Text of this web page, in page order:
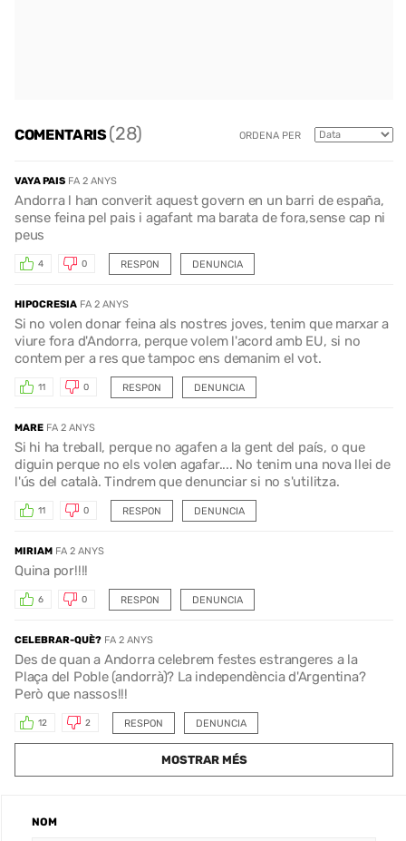
COMENTARIS(28) ORDENA PER
VAYA PAIS FA 2 ANYS
Andorra l han converit aquest govern en un barri de españa,
sense feina pel pais i agafant ma barata de fora,sense cap ni
peus
RESPON
4 0 DENUNCIA
HIPOCRESIA FA 2 ANYS
Si no volen donar feina als nostres joves, tenim que marxar a
viure fora d'Andorra, perque volem l'acord amb EU, si no
contem per a res que tampoc ens demanim el vot.
RESPON
11 0 DENUNCIA
MARE FA 2 ANYS
Si hi ha treball, perque no agafen a la gent del país, o que
diguin perque no els volen agafar.... No tenim una nova llei de
l'ús del català. Tindrem que denunciar si no s'utilitza.
RESPON
11 0 DENUNCIA
MIRIAM FA 2 ANYS
Quina por!!!!
RESPON
6 0 DENUNCIA
CELEBRAR-QUÈ? FA 2 ANYS
Des de quan a Andorra celebrem festes estrangeres a la
Plaça del Poble (andorrà)? La independència d'Argentina?
Però que nassos!!!
RESPON
12 2 DENUNCIA
MOSTRAR MÉS
NOM